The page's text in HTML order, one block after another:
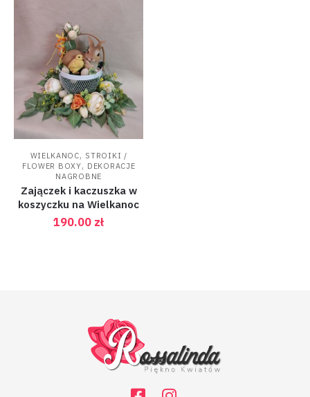
WIELKANOC, STROIKI /
FLOWER BOXY, DEKORACJE
NAGROBNE
Zajączek i kaczuszka w
koszyczku na Wielkanoc
190.00 zł